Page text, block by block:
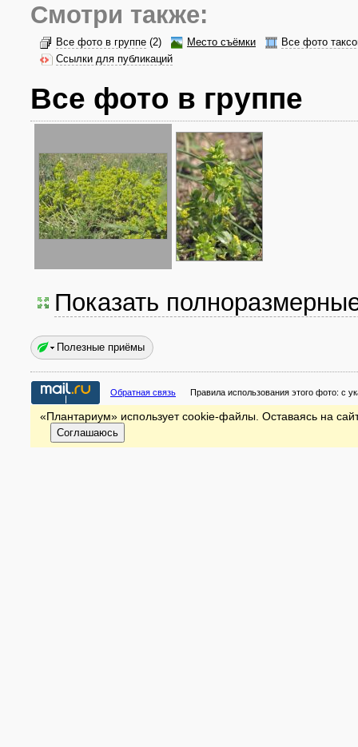
Смотри также:
Все фото в группе (2) Место съёмки
Все фото
Ссылки для публикаций
Все фото в группе
Показать
Полезные приёмы
Обратная связь Правила использования этого фото: с
«Плантариум» использует cookie-файлы. Оставаясь на
Соглашаюсь